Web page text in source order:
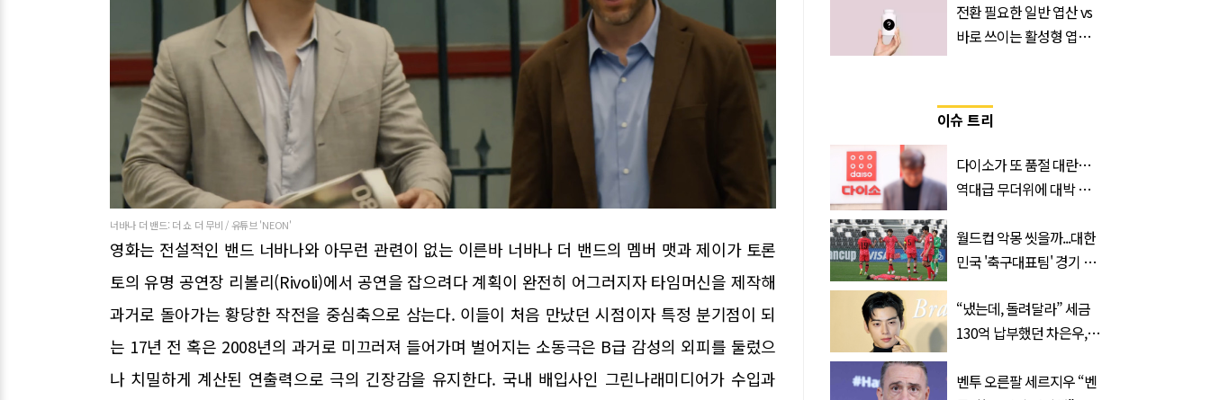
너바나 더 밴드: 더 쇼 더 무비 / 유튜브 'NEON'
영화는 전설적인 밴드 너바나와 아무런 관련이 없는 이른바 너바나 더 밴드의 멤버 맷과 제이가 토론
토의 유명 공연장 리볼리(Rivoli)에서 공연을 잡으려다 계획이 완전히 어그러지자 타임머신을 제작해
과거로 돌아가는 황당한 작전을 중심축으로 삼는다. 이들이 처음 만났던 시점이자 특정 분기점이 되
는 17년 전 혹은 2008년의 과거로 미끄러져 들어가며 벌어지는 소동극은 B급 감성의 외피를 둘렀으
나 치밀하게 계산된 연출력으로 극의 긴장감을 유지한다. 국내 배입사인 그린나래미디어가 수입과
전환 필요한 일반 엽산 vs
바로 쓰이는 활성형 엽
이슈 트리
다이소가 또 품절 대란…
역대급 무더위에 대박 난
월드컵 악몽 씻을까...대한
민국 '축구대표팀' 경기 확
“냈는데, 돌려달라” 세금
130억 납부했던 차은우,
벤투 오른팔 세르지우 “벤